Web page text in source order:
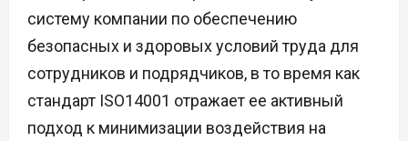
систему компании по обеспечению
безопасных и здоровых условий труда для
сотрудников и подрядчиков, в то время как
стандарт ISO14001 отражает ее активный
подход к минимизации воздействия на